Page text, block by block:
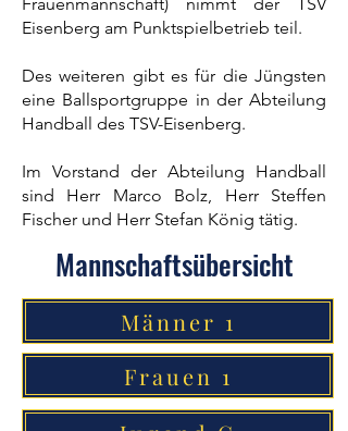
Eisenberg am Punktspielbetrieb teil.
Des weiteren gibt es für die Jüngsten
eine Ballsportgruppe in der Abteilung
Handball des TSV-Eisenberg.
Im Vorstand der Abteilung Handball
sind Herr Marco Bolz, Herr Steffen
Fischer und Herr Stefan König tätig.
Mannschaftsübersicht
Männer 1
Frauen 1